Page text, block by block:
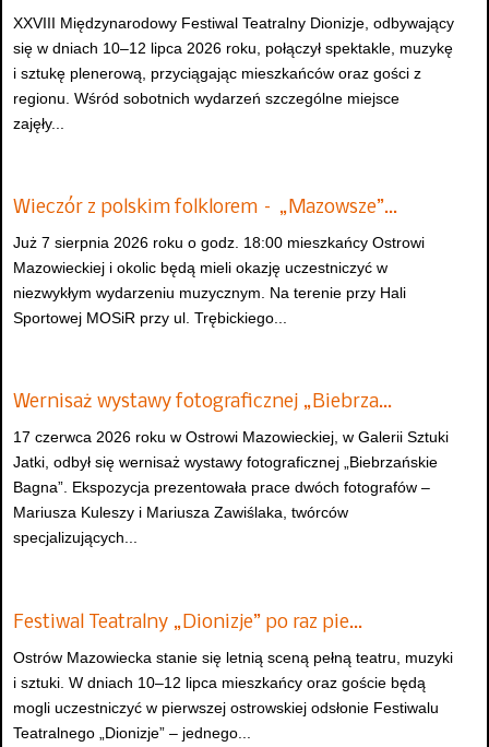
XXVIII Międzynarodowy Festiwal Teatralny Dionizje, odbywający
się w dniach 10–12 lipca 2026 roku, połączył spektakle, muzykę
i sztukę plenerową, przyciągając mieszkańców oraz gości z
regionu. Wśród sobotnich wydarzeń szczególne miejsce
zajęły...
Wieczór z polskim folklorem – „Mazowsze”…
Już 7 sierpnia 2026 roku o godz. 18:00 mieszkańcy Ostrowi
Mazowieckiej i okolic będą mieli okazję uczestniczyć w
niezwykłym wydarzeniu muzycznym. Na terenie przy Hali
Sportowej MOSiR przy ul. Trębickiego...
Wernisaż wystawy fotograficznej „Biebrza…
17 czerwca 2026 roku w Ostrowi Mazowieckiej, w Galerii Sztuki
Jatki, odbył się wernisaż wystawy fotograficznej „Biebrzańskie
Bagna”. Ekspozycja prezentowała prace dwóch fotografów –
Mariusza Kuleszy i Mariusza Zawiślaka, twórców
specjalizujących...
Festiwal Teatralny „Dionizje” po raz pie…
Ostrów Mazowiecka stanie się letnią sceną pełną teatru, muzyki
i sztuki. W dniach 10–12 lipca mieszkańcy oraz goście będą
mogli uczestniczyć w pierwszej ostrowskiej odsłonie Festiwalu
Teatralnego „Dionizje” – jednego...